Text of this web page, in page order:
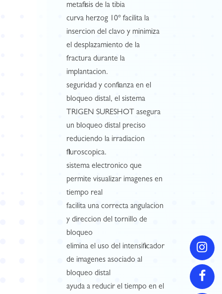
metafisis de la tibia
curva herzog 10° facilita la
insercion del clavo y minimiza
el desplazamiento de la
fractura durante la
implantacion.
seguridad y confianza en el
bloqueo distal, el sistema
TRIGEN SURESHOT asegura
un bloqueo distal preciso
reduciendo la irradiacion
fluroscopica.
sistema electronico que
permite visualizar imagenes en
tiempo real
facilita una correcta angulacion
y direccion del tornillo de
bloqueo
elimina el uso del intensificador
de imagenes asociado al
bloqueo distal
ayuda a reducir el tiempo en el